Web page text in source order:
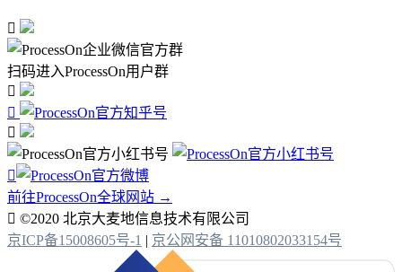

扫码进入ProcessOn用户群




前往ProcessOn全球网站 →
 ©2020 北京大麦地信息技术有限公司
京ICP备15008605号-1 | 京公网安备 11010802033154号